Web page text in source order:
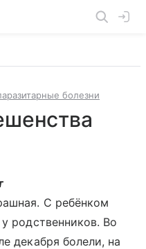
болезни
С ребёнком
родственников. Во
декабря болели, на